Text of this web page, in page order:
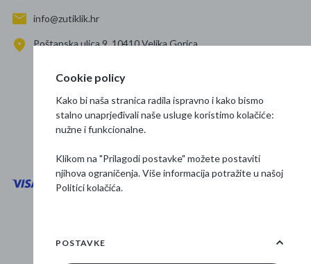
info@zutiklik.hr
Poštanska ulica 9, 10410 Velika Gorica
Prati nas
Osnovne informacije
Cookie policy
Kako bi naša stranica radila ispravno i kako bismo
stalno unaprjeđivali naše usluge koristimo kolačiće:
nužne i funkcionalne.
Klikom na "Prilagodi postavke" možete postaviti
njihova ograničenja. Više informacija potražite u našoj
Politici kolačića.
POSTAVKE